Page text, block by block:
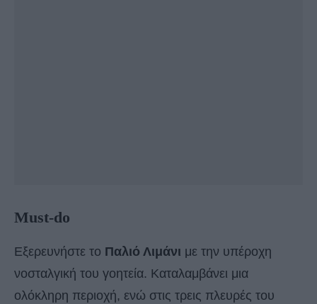
Must-do
Εξερευνήστε το Παλιό Λιμάνι με την υπέροχη
νοσταλγική του γοητεία. Καταλαμβάνει μια
ολόκληρη περιοχή, ενώ στις τρεις πλευρές του